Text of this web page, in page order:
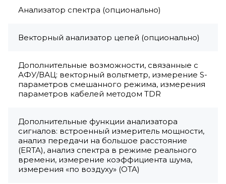
Анализатор спектра (опционально)
Векторный анализатор цепей (опционально)
Дополнительные возможности, связанные с
АФУ/ВАЦ: векторный вольтметр, измерение S-
параметров смешанного режима, измерения
параметров кабелей методом TDR
Дополнительные функции анализатора
сигналов: встроенный измеритель мощности,
анализ передачи на большое расстояние
(ERTA), анализ спектра в режиме реального
времени, измерение коэффициента шума,
измерения «по воздуху» (OTA)